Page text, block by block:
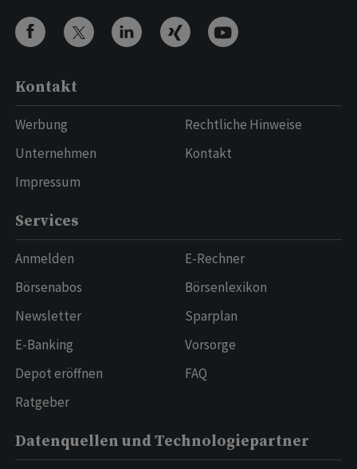
Kontakt
Werbung
Unternehmen
Impressum
Rechtliche Hinweise
Kontakt
Services
Anmelden
Börsenabos
Newsletter
E-Banking
Depot eröffnen
Ratgeber
E-Rechner
Börsenlexikon
Sparplan
Vorsorge
FAQ
Datenquellen und Technologiepartner